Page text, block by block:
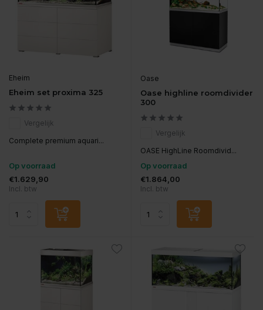
Eheim
Eheim set proxima 325
Vergelijk
Complete premium aquari...
Op voorraad
€1.629,90
Incl. btw
Oase
Oase highline roomdivider
300
Vergelijk
OASE HighLine Roomdivid...
Op voorraad
€1.864,00
Incl. btw